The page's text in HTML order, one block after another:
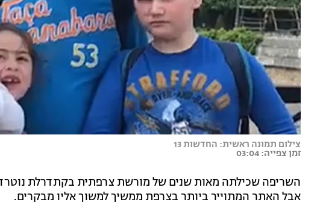
צילום תמונה ראשית: החדשות 13
זמן צפייה: 03:04
השריפה שכילתה מאות שנים של מורשת צרפתית בקתדרלת
אבל האתר המתוייר ביותר בצרפת ממשיך למשוך אליו מבקרים.